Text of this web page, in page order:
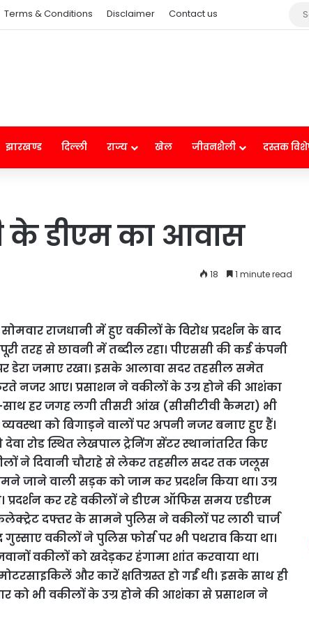
Terms & Conditions Disclaimer Contact us
झारखण्ड दिल्ली राज्य खेल जीवनशैली दस्तक
के डीएम का आवास
18 1 minute read
राजधानी में हुए वकीलों के विरोध प्रदर्शन के बाद
तरह से छावनी में तब्दील रहा। पीएससी की कई कंपनी
डेरा जमाए रखा। इसके आलावा सदर तहसील समेत
नजर आए। प्रसाशन ने वकीलों के उग्र होने की आशंका
हर जगह लगी तीसरी आंख (सीसीटीवी कैमरा) भी
को बिगाड़ने वालों पर अपनी नजर बनाए हुए हैं।
रोड स्थित लेखपाल ट्रेनिंग सेंटर स्थानांतरित किए
ने दिवानी चौराहे से लेकर तहसील सदर तक जलूस
जाने वाली सड़क को जाम कर प्रदर्शन किया था। उग्र
प्रदर्शन कर रहे वकीलों ने डीएम ऑफिस समय एडीएम
दफ्तर के सामने पुलिस ने वकीलों पर लाठी चार्ज
वकीलों ने पुलिस फोर्स पर भी पथराव किया था।
वकीलों को खदेड़कर हंगामा शांत करवाया था।
और कारें क्षतिग्रस्त हो गईं थी। इसके साथ ही
को भी वकीलों के उग्र होने की आशंका से प्रसाशन ने